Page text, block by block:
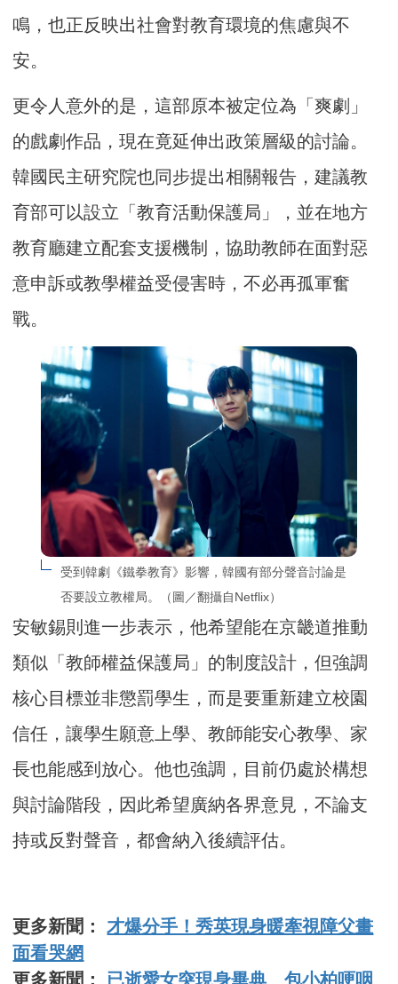
鳴，也正反映出社會對教育環境的焦慮與不
安。
更令人意外的是，這部原本被定位為「爽劇」
的戲劇作品，現在竟延伸出政策層級的討論。
韓國民主研究院也同步提出相關報告，建議教
育部可以設立「教育活動保護局」，並在地方
教育廳建立配套支援機制，協助教師在面對惡
意申訴或教學權益受侵害時，不必再孤軍奮
戰。
受到韓劇《鐵拳教育》影響，韓國有部分聲音討論是
否要設立教權局。（圖／翻攝自Netflix）
安敏錫則進一步表示，他希望能在京畿道推動
類似「教師權益保護局」的制度設計，但強調
核心目標並非懲罰學生，而是要重新建立校園
信任，讓學生願意上學、教師能安心教學、家
長也能感到放心。他也強調，目前仍處於構想
與討論階段，因此希望廣納各界意見，不論支
持或反對聲音，都會納入後續評估。
更多新聞： 才爆分手！秀英現身暖牽視障父畫
面看哭網
更多新聞： 已逝愛女突現身畢典 包小柏哽咽